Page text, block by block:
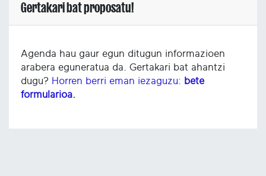
Gertakari bat proposatu!
Agenda hau gaur egun ditugun informazioen
arabera eguneratua da. Gertakari bat ahantzi
dugu? Horren berri eman iezaguzu: bete
formularioa.